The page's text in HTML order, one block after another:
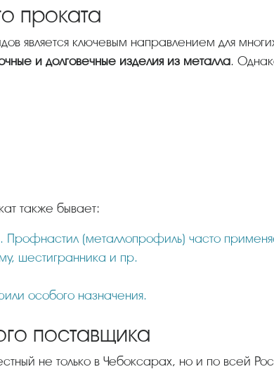
проката
является ключевым направлением для
и долговечные изделия из металла.
также бывает:
Профнастил (металлопрофиль) часто
шестигранника и пр.
особого назначения.
поставщика
не только в Чебоксарах, но и по всей